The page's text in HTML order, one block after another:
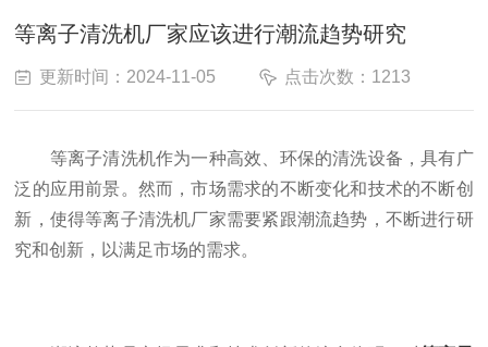
等离子清洗机厂家应该进行潮流趋势研究
更新时间：2024-11-05 点击次数：1213
等离子清洗机作为一种高效、环保的清洗设备，具有广
泛的应用前景。然而，市场需求的不断变化和技术的不断创
新，使得等离子清洗机厂家需要紧跟潮流趋势，不断进行研
究和创新，以满足市场的需求。